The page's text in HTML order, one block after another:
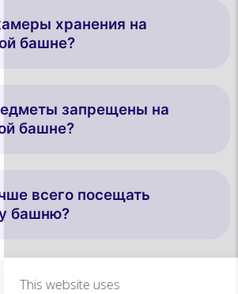
your preferences at any time.
хранения на
башне?
запрещены на
башне?
всего посещать
башню?